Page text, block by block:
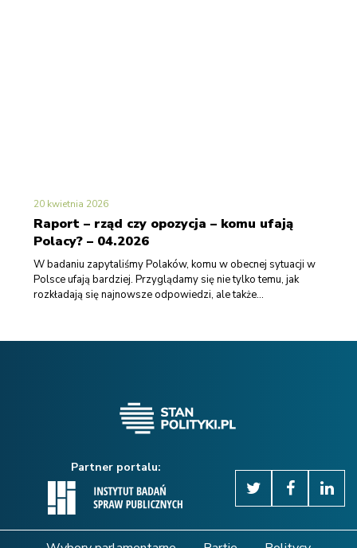
20 kwietnia 2026
Raport – rząd czy opozycja – komu ufają
Polacy? – 04.2026
W badaniu zapytaliśmy Polaków, komu w obecnej sytuacji w
Polsce ufają bardziej. Przyglądamy się nie tylko temu, jak
rozkładają się najnowsze odpowiedzi, ale także...
Partner portalu: